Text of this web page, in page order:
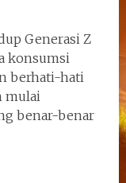
Generasi Z
konsumsi
berhati-hati
mulai
benar-benar